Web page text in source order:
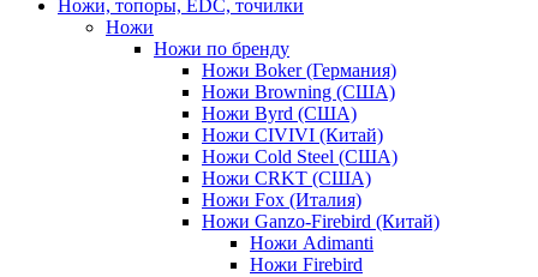
Ножи, топоры, EDC, точилки
Ножи
Ножи по бренду
Ножи Boker (Германия)
Ножи Browning (США)
Ножи Byrd (США)
Ножи CIVIVI (Китай)
Ножи Cold Steel (США)
Ножи CRKT (США)
Ножи Fox (Италия)
Ножи Ganzo-Firebird (Китай)
Ножи Adimanti
Ножи Firebird